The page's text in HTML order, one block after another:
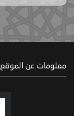
معلومات عن الموقع